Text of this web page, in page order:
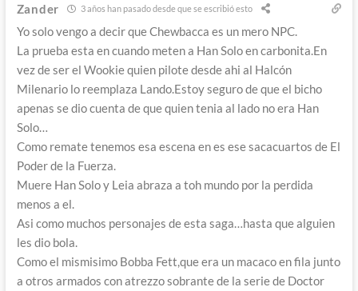
Zander 3 años han pasado desde que se escribió esto
Yo solo vengo a decir que Chewbacca es un mero NPC.
La prueba esta en cuando meten a Han Solo en carbonita.En
vez de ser el Wookie quien pilote desde ahi al Halcón
Milenario lo reemplaza Lando.Estoy seguro de que el bicho
apenas se dio cuenta de que quien tenia al lado no era Han
Solo…
Como remate tenemos esa escena en es ese sacacuartos de El
Poder de la Fuerza.
Muere Han Solo y Leia abraza a toh mundo por la perdida
menos a el.
Asi como muchos personajes de esta saga…hasta que alguien
les dio bola.
Como el mismisimo Bobba Fett,que era un macaco en fila junto
a otros armados con atrezzo sobrante de la serie de Doctor